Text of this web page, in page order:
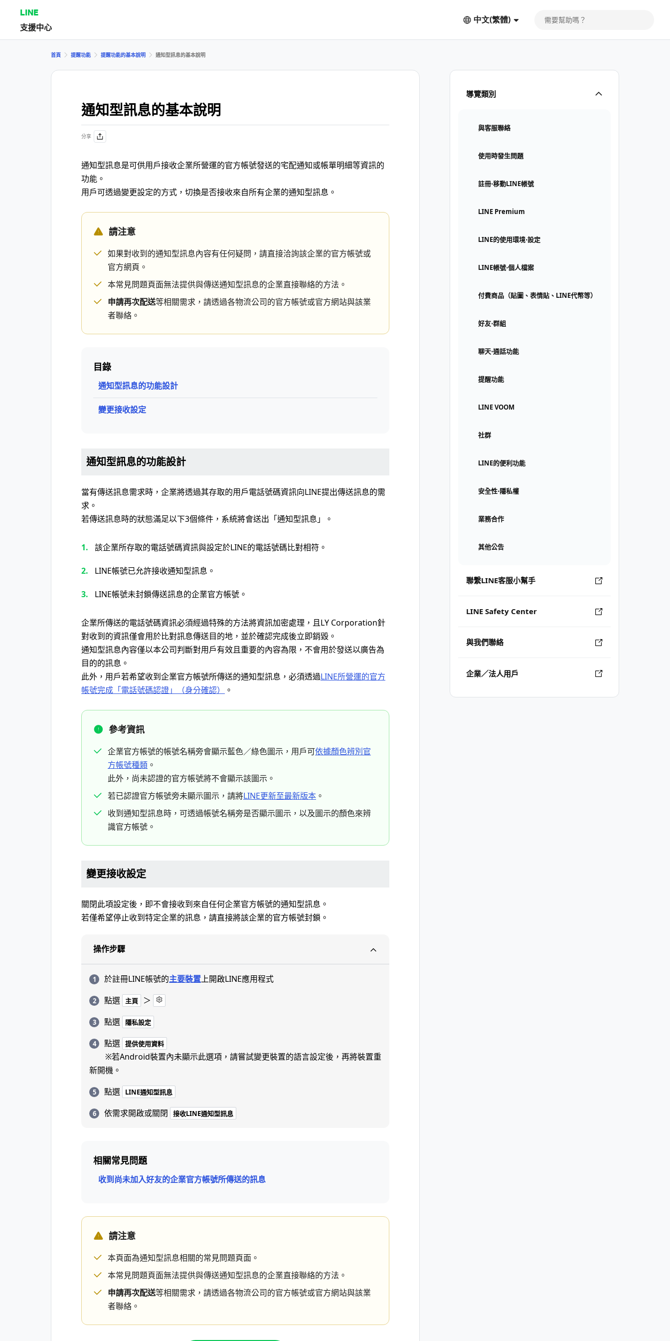
LINE
支援中心
中文(繁體)
導覽類別
與客服聯絡
使用時發生問題
註冊⋅移動LINE帳號
LINE Premium
LINE的使用環境⋅設定
LINE帳號⋅個人檔案
付費商品（貼圖、表情貼、LINE代幣等）
好友⋅群組
聊天⋅通話功能
提醒功能
LINE VOOM
社群
LINE的便利功能
安全性⋅隱私權
業務合作
其他公告
聯繫LINE客服小幫手
LINE Safety Center
與我們聯絡
企業／法人用戶
首頁 提醒功能 提醒功能的基本說明 通知型訊息的基本說明
通知型訊息的基本說明
分享
通知型訊息是可供用戶接收企業所營運的官方帳號發送的宅配通知或帳單明細等資訊的
功能。
用戶可透過變更設定的方式，切換是否接收來自所有企業的通知型訊息。
請注意
如果對收到的通知型訊息內容有任何疑問，請直接洽詢該企業的官方帳號或
官方網頁。
本常見問題頁面無法提供與傳送通知型訊息的企業直接聯絡的方法。
申請再次配送等相關需求，請透過各物流公司的官方帳號或官方網站與該業
者聯絡。
目錄
通知型訊息的功能設計
變更接收設定
通知型訊息的功能設計
當有傳送訊息需求時，企業將透過其存取的用戶電話號碼資訊向LINE提出傳送訊息的需
求。
若傳送訊息時的狀態滿足以下3個條件，系統將會送出「通知型訊息」。
該企業所存取的電話號碼資訊與設定於LINE的電話號碼比對相符。
LINE帳號已允許接收通知型訊息。
LINE帳號未封鎖傳送訊息的企業官方帳號。
企業所傳送的電話號碼資訊必須經過特殊的方法將資訊加密處理，且LY Corporation針
對收到的資訊僅會用於比對訊息傳送目的地，並於確認完成後立即銷毀。
通知型訊息內容僅以本公司判斷對用戶有效且重要的內容為限，不會用於發送以廣告為
目的的訊息。
此外，用戶若希望收到企業官方帳號所傳送的通知型訊息，必須透過LINE所營運的官方
帳號完成「電話號碼認證」（身分確認）
。
參考資訊
企業官方帳號的帳號名稱旁會顯示藍色／綠色圖示，用戶可依據顏色辨別官
方帳號種類 。
此外，尚未認證的官方帳號將不會顯示該圖示。
若已認證官方帳號旁未顯示圖示，請將LINE更新至最新版本 。
收到通知型訊息時，可透過帳號名稱旁是否顯示圖示，以及圖示的顏色來辨
識官方帳號。
變更接收設定
關閉此項設定後，即不會接收到來自任何企業官方帳號的通知型訊息。
若僅希望停止收到特定企業的訊息，請直接將該企業的官方帳號封鎖。
操作步驟
於註冊LINE帳號的主要裝置上開啟LINE應用程式
點選 主頁
＞
點選
隱私設定
點選 提供使用資料
※若Android裝置內未顯示此選項，請嘗試變更裝置的語言設定後，再將裝置重
新開機。
點選
LINE通知型訊息
依需求開啟或關閉 接收LINE通知型訊息
相關常見問題
收到尚未加入好友的企業官方帳號所傳送的訊息
請注意
本頁面為通知型訊息相關的常見問題頁面。
本常見問題頁面無法提供與傳送通知型訊息的企業直接聯絡的方法。
申請再次配送等相關需求，請透過各物流公司的官方帳號或官方網站與該業
者聯絡。